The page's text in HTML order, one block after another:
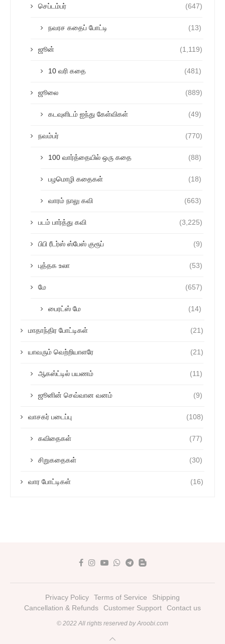
செப்டம்பர் (647)
நவரச கதைப் போட்டி (13)
ஜூன் (1,119)
10 வரி கதை (481)
ஜூலை (889)
கடவுளிடம் ஐந்து கேள்விகள் (49)
நவம்பர் (770)
100 வார்த்தையில் ஒரு கதை (88)
பழமொழி கதைகள் (18)
வாரம் நாலு கவி (663)
படம் பார்த்து கவி (3,225)
பிபி ரீடர்ஸ் ஸ்பேஸ் குரூப் (9)
புத்தக உலா (53)
மே (657)
பைரட்ஸ் மே (14)
மாதாந்திர போட்டிகள் (21)
யாவரும் வெற்றியாளரே (21)
ஆகஸ்ட்டில் பயணம் (11)
ஜூனின் செவ்வான வனம் (9)
வாசகர் படைப்பு (108)
கவிதைகள் (77)
சிறுகதைகள் (30)
வார போட்டிகள் (16)
Privacy Policy Terms of Service
Shipping
Cancellation & Refunds
Customer Support Contact us
© 2022 All rights reserved by Aroobi.com